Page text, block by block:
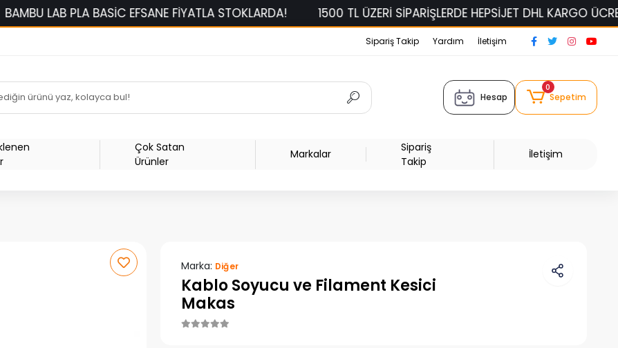
PLA BASİC EFSANE FİYATLA STOKLARDA! 1500 TL ÜZERİ SİPARİŞLERDE HEPSİJET DHL KARGO ÜCRETSİZ!
Sipariş Takip Yardım İletişim
Hesap
0
Sepetim
Çok Satan
Ürünler
Markalar
Sipariş
Takip
İletişim
Marka: Diğer
Kablo Soyucu ve Filament Kesici
Makas